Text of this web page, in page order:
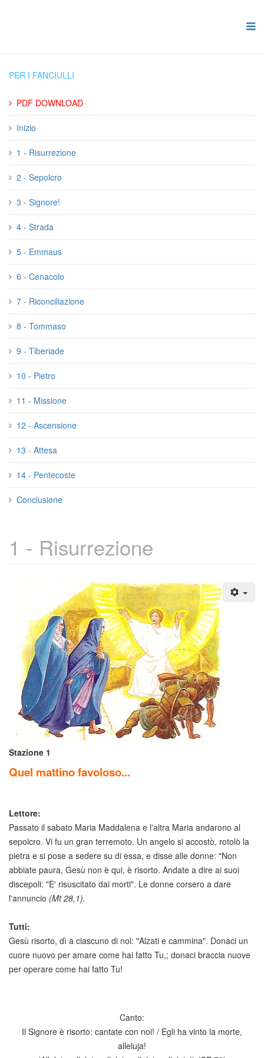
PER I FANCIULLI
PDF DOWNLOAD
Inizio
1 - Risurrezione
2 - Sepolcro
3 - Signore!
4 - Strada
5 - Emmaus
6 - Cenacolo
7 - Riconciliazione
8 - Tommaso
9 - Tiberiade
10 - Pietro
11 - Missione
12 - Ascensione
13 - Attesa
14 - Pentecoste
Conclusione
1 - Risurrezione
Stazione 1
Quel mattino favoloso...
Lettore:
Passato il sabato Maria Maddalena e l'altra Maria andarono al
sepolcro. Vi fu un gran terremoto. Un angelo si accostò, rotolò la
pietra e si pose a sedere su di essa, e disse alle donne: "Non
abbiate paura, Gesù non è qui, è risorto. Andate a dire ai suoi
discepoli: "E' risuscitato dai morti". Le donne corsero a dare
l'annuncio (Mt 28,1).
Tutti:
Gesù risorto, dì a ciascuno di noi: "Alzati e cammina". Donaci un
cuore nuovo per amare come hai fatto Tu,; donaci braccia nuove
per operare come hai fatto Tu!
Canto:
Il Signore è risorto: cantate con noi! / Egli ha vinto la morte,
alleluja!